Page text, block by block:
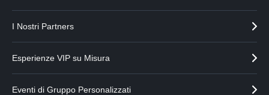
I Nostri Partners
Esperienze VIP su Misura
Eventi di Gruppo Personalizzati